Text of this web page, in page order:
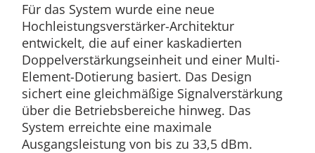
Für das System wurde eine neue
Hochleistungsverstärker-Architektur
entwickelt, die auf einer kaskadierten
Doppelverstärkungseinheit und einer Multi-
Element-Dotierung basiert. Das Design
sichert eine gleichmäßige Signalverstärkung
über die Betriebsbereiche hinweg. Das
System erreichte eine maximale
Ausgangsleistung von bis zu 33,5 dBm.